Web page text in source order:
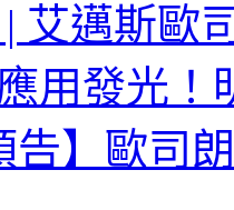
艾邁斯歐
用發光！
告】歐司